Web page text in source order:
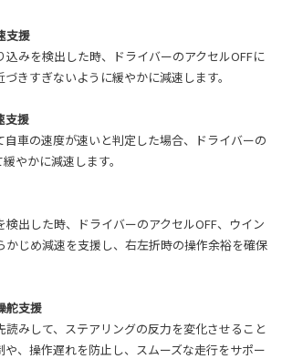
支援
込みを検出した時、ドライバーのアクセルOFFに
きすぎないように緩やかに減速します。
支援
自車の速度が速いと判定した場合、ドライバーの
やかに減速します。
出した時、ドライバーのアクセルOFF、ウイン
かじめ減速を支援し、右左折時の操作余裕を確保
舵支援
読みして、ステアリングの反力を変化させること
や、操作遅れを防止し、スムーズな走行をサポー